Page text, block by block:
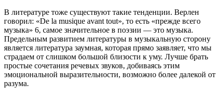
В литературе тоже существуют такие тенденции. Верлен
говорил: «De la musique avant tout», то есть «прежде всего
музыка» 6, самое значительное в поэзии — это музыка.
Предельным развитием литературы в музыкальную сторону
является литература заумная, которая прямо заявляет, что мы
страдаем от слишком большой близости к уму. Лучше брать
простые сочетания речевых звуков, добиваясь этим
эмоциональной выразительности, возможно более далекой от
разума.